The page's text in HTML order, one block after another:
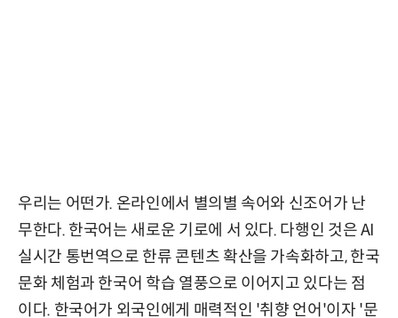
우리는 어떤가. 온라인에서 별의별 속어와 신조어가 난
무한다. 한국어는 새로운 기로에 서 있다. 다행인 것은 AI
실시간 통번역으로 한류 콘텐츠 확산을 가속화하고, 한국
문화 체험과 한국어 학습 열풍으로 이어지고 있다는 점
이다. 한국어가 외국인에게 매력적인 '취향 언어'이자 '문